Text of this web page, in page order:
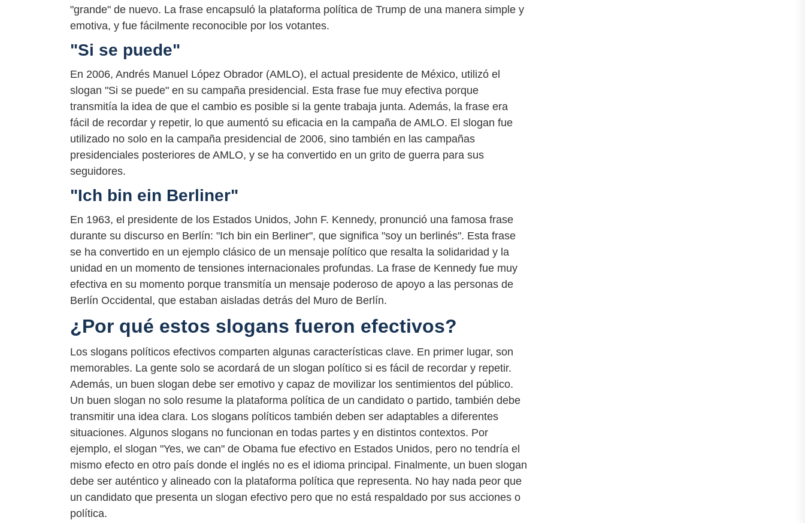
"grande" de nuevo. La frase encapsuló la plataforma política de Trump de una manera simple y
emotiva, y fue fácilmente reconocible por los votantes.
"Si se puede"
En 2006, Andrés Manuel López Obrador (AMLO), el actual presidente de México, utilizó el
slogan "Si se puede" en su campaña presidencial. Esta frase fue muy efectiva porque
transmitía la idea de que el cambio es posible si la gente trabaja junta. Además, la frase era
fácil de recordar y repetir, lo que aumentó su eficacia en la campaña de AMLO. El slogan fue
utilizado no solo en la campaña presidencial de 2006, sino también en las campañas
presidenciales posteriores de AMLO, y se ha convertido en un grito de guerra para sus
seguidores.
"Ich bin ein Berliner"
En 1963, el presidente de los Estados Unidos, John F. Kennedy, pronunció una famosa frase
durante su discurso en Berlín: "Ich bin ein Berliner", que significa "soy un berlinés". Esta frase
se ha convertido en un ejemplo clásico de un mensaje político que resalta la solidaridad y la
unidad en un momento de tensiones internacionales profundas. La frase de Kennedy fue muy
efectiva en su momento porque transmitía un mensaje poderoso de apoyo a las personas de
Berlín Occidental, que estaban aisladas detrás del Muro de Berlín.
¿Por qué estos slogans fueron efectivos?
Los slogans políticos efectivos comparten algunas características clave. En primer lugar, son
memorables. La gente solo se acordará de un slogan político si es fácil de recordar y repetir.
Además, un buen slogan debe ser emotivo y capaz de movilizar los sentimientos del público.
Un buen slogan no solo resume la plataforma política de un candidato o partido, también debe
transmitir una idea clara. Los slogans políticos también deben ser adaptables a diferentes
situaciones. Algunos slogans no funcionan en todas partes y en distintos contextos. Por
ejemplo, el slogan "Yes, we can" de Obama fue efectivo en Estados Unidos, pero no tendría el
mismo efecto en otro país donde el inglés no es el idioma principal. Finalmente, un buen slogan
debe ser auténtico y alineado con la plataforma política que representa. No hay nada peor que
un candidato que presenta un slogan efectivo pero que no está respaldado por sus acciones o
política.